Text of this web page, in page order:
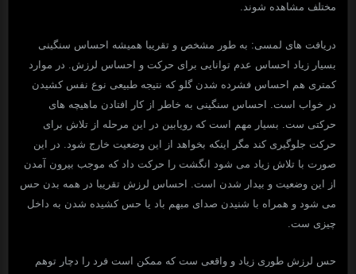
مختلف مشاهده شوند.
دریافت های لمسی: به طور مشخص و تقریبا همیشه احساس سنگینی
بسیار زیاد احساس عدم توانایی برای حرکت و احساس لرزش. در موارد
کمتری هم احساس فشرده شدن گلو که نتیجه طبیعی نوع نفس کشیدن
در خواب است. احساس سنگینی به خاطر از کار افتادن ماهیچه های
حرکتی ست. بسیار مهم است که رویابین در این مرحله از تلاش برای
حرکت جلوگیری کند مگر اینکه بخواهد از این وضعیت خارج شود. در این
صورت با تلاش زیاد می شود انگشت را حرکت داد که موجب بیرون آمدن
از این وضعیت و بیدار شدن است. احساس لرزش تقریبا در همه بدن حس
می شود و همراه با شنیدن صدای مبهم باد یا حس کشیده شدن به داخل
چیزی ست.
حس لرزش طوری زیاد و واقعی ست که ممکن است فرد را دچار توهم